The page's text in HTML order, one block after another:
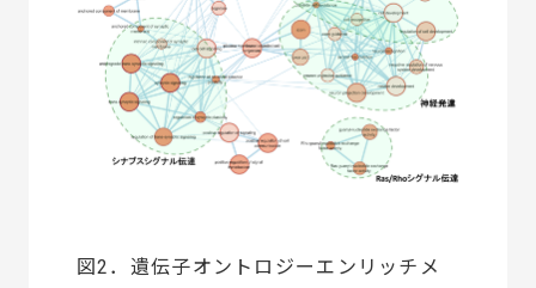
図2．遺伝子オントロジーエンリッチメ